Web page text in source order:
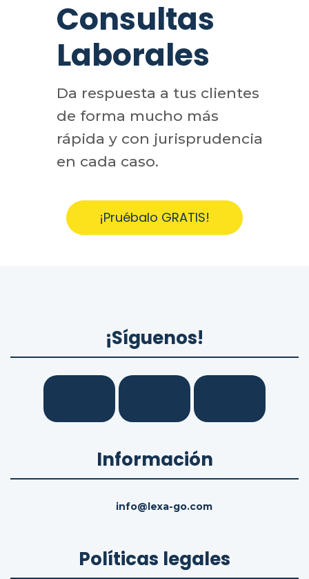
Consultas
Laborales
Da respuesta a tus clientes
de forma mucho más
rápida y con jurisprudencia
en cada caso.
¡Pruébalo GRATIS!
¡Síguenos!
Información
info@lexa-go.com
Políticas legales